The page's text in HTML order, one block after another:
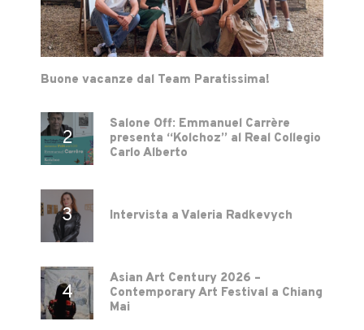
Buone vacanze dal Team Paratissima!
Salone Off: Emmanuel Carrère
presenta “Kolchoz” al Real Collegio
Carlo Alberto
Intervista a Valeria Radkevych
Asian Art Century 2026 –
Contemporary Art Festival a Chiang
Mai